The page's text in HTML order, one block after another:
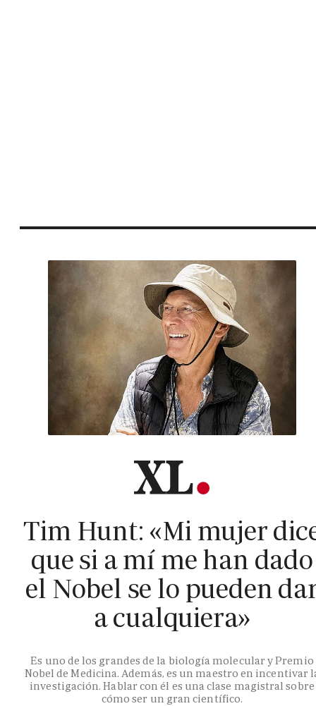
Tim Hunt: «Mi mujer
que si a mí me han dado
el Nobel se lo pueden
a cualquiera»
Es uno de los grandes de la biología molecular y Premio
Nobel de Medicina. Además, es un maestro en incentivar
investigación. Hablar con él es una clase magistral sobre
cómo ser un gran científico.